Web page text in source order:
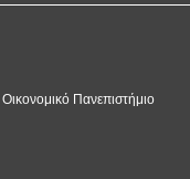
Οικονομικό Πανεπιστήμιο